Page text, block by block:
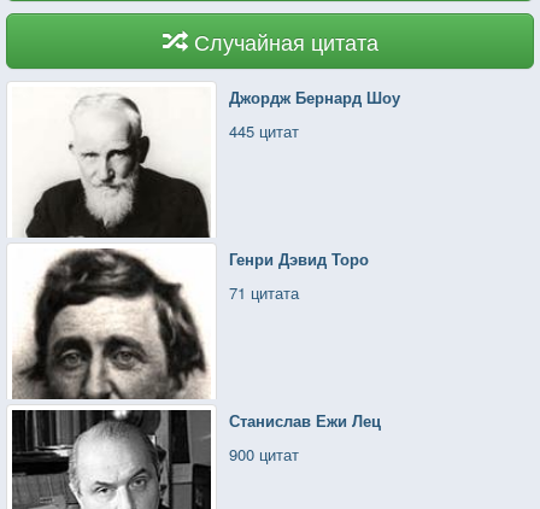
Случайная цитата
Джордж Бернард Шоу
445 цитат
Генри Дэвид Торо
71 цитата
Станислав Ежи Лец
900 цитат